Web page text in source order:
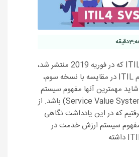
3دقیقه
در نسخه چهارم ITIL که در فوریه 2019 منتشر شد،
بسیاری از مفاهیم ITIL در مقایسه با نسخه سوم،
شاید مهم‏ترین آن‏ها مفهوم سیستم
ارزش خدمت (Service Value System) باشد. از
که در این یادداشت نگاهی
مفهوم سیستم ارزش خدمت در